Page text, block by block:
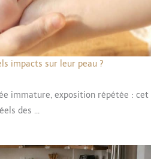
impacts sur leur peau ?
immature, exposition répétée : cet
des ...